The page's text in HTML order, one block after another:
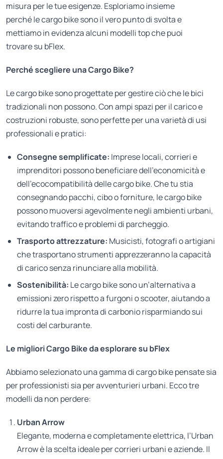
misura per le tue esigenze. Esploriamo insieme
perché le cargo bike sono il vero punto di svolta e
mettiamo in evidenza alcuni modelli top che puoi
trovare su bFlex.
Perché scegliere una Cargo Bike?
Le cargo bike sono progettate per gestire ciò che le bici
tradizionali non possono. Con ampi spazi per il carico e
costruzioni robuste, sono perfette per una varietà di usi
professionali e pratici:
Consegne semplificate: Imprese locali, corrieri e
imprenditori possono beneficiare dell’economicità e
dell’ecocompatibilità delle cargo bike. Che tu stia
consegnando pacchi, cibo o forniture, le cargo bike
possono muoversi agevolmente negli ambienti urbani,
evitando traffico e problemi di parcheggio.
Trasporto attrezzature: Musicisti, fotografi o artigiani
che trasportano strumenti apprezzeranno la capacità
di carico senza rinunciare alla mobilità.
Sostenibilità: Le cargo bike sono un’alternativa a
emissioni zero rispetto a furgoni o scooter, aiutando a
ridurre la tua impronta di carbonio risparmiando sui
costi del carburante.
Le migliori Cargo Bike da esplorare su bFlex
Abbiamo selezionato una gamma di cargo bike pensate sia
per professionisti sia per avventurieri urbani. Ecco tre
modelli da non perdere:
Urban Arrow
Elegante, moderna e completamente elettrica, l’Urban
Arrow è la scelta ideale per corrieri urbani e aziende. Il